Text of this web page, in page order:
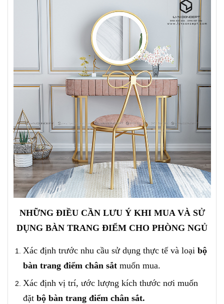
NHỮNG ĐIỀU CẦN LƯU Ý KHI MUA VÀ SỬ
DỤNG BÀN TRANG ĐIỂM CHO PHÒNG NGỦ
Xác định trước nhu cầu sử dụng thực tế và loại bộ
bàn trang điểm chân sắt muốn mua.
Xác định vị trí, ước lượng kích thước nơi muốn
đặt bộ bàn trang điểm chân sắt.